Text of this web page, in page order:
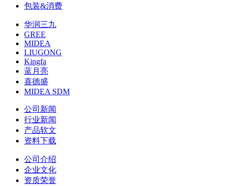
包装&消费
华润三九
GREE
MIDEA
LIUGONG
Kingfa
蓝月亮
喜德盛
MIDEA SDM
公司新闻
行业新闻
产品软文
资料下载
公司介绍
企业文化
资质荣誉